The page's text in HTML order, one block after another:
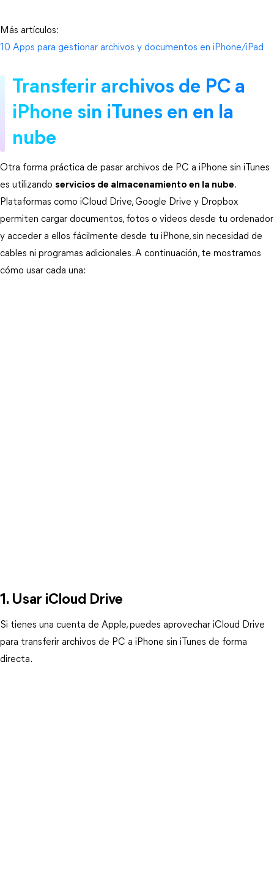
Más artículos:
10 Apps para gestionar archivos y documentos en iPhone/iPad
Transferir archivos de PC a
iPhone sin iTunes en en la
nube
Otra forma práctica de pasar archivos de PC a iPhone sin iTunes
es utilizando servicios de almacenamiento en la nube.
Plataformas como iCloud Drive, Google Drive y Dropbox
permiten cargar documentos, fotos o videos desde tu ordenador
y acceder a ellos fácilmente desde tu iPhone, sin necesidad de
cables ni programas adicionales. A continuación, te mostramos
cómo usar cada una:
1. Usar iCloud Drive
Si tienes una cuenta de Apple, puedes aprovechar iCloud Drive
para transferir archivos de PC a iPhone sin iTunes de forma
directa.